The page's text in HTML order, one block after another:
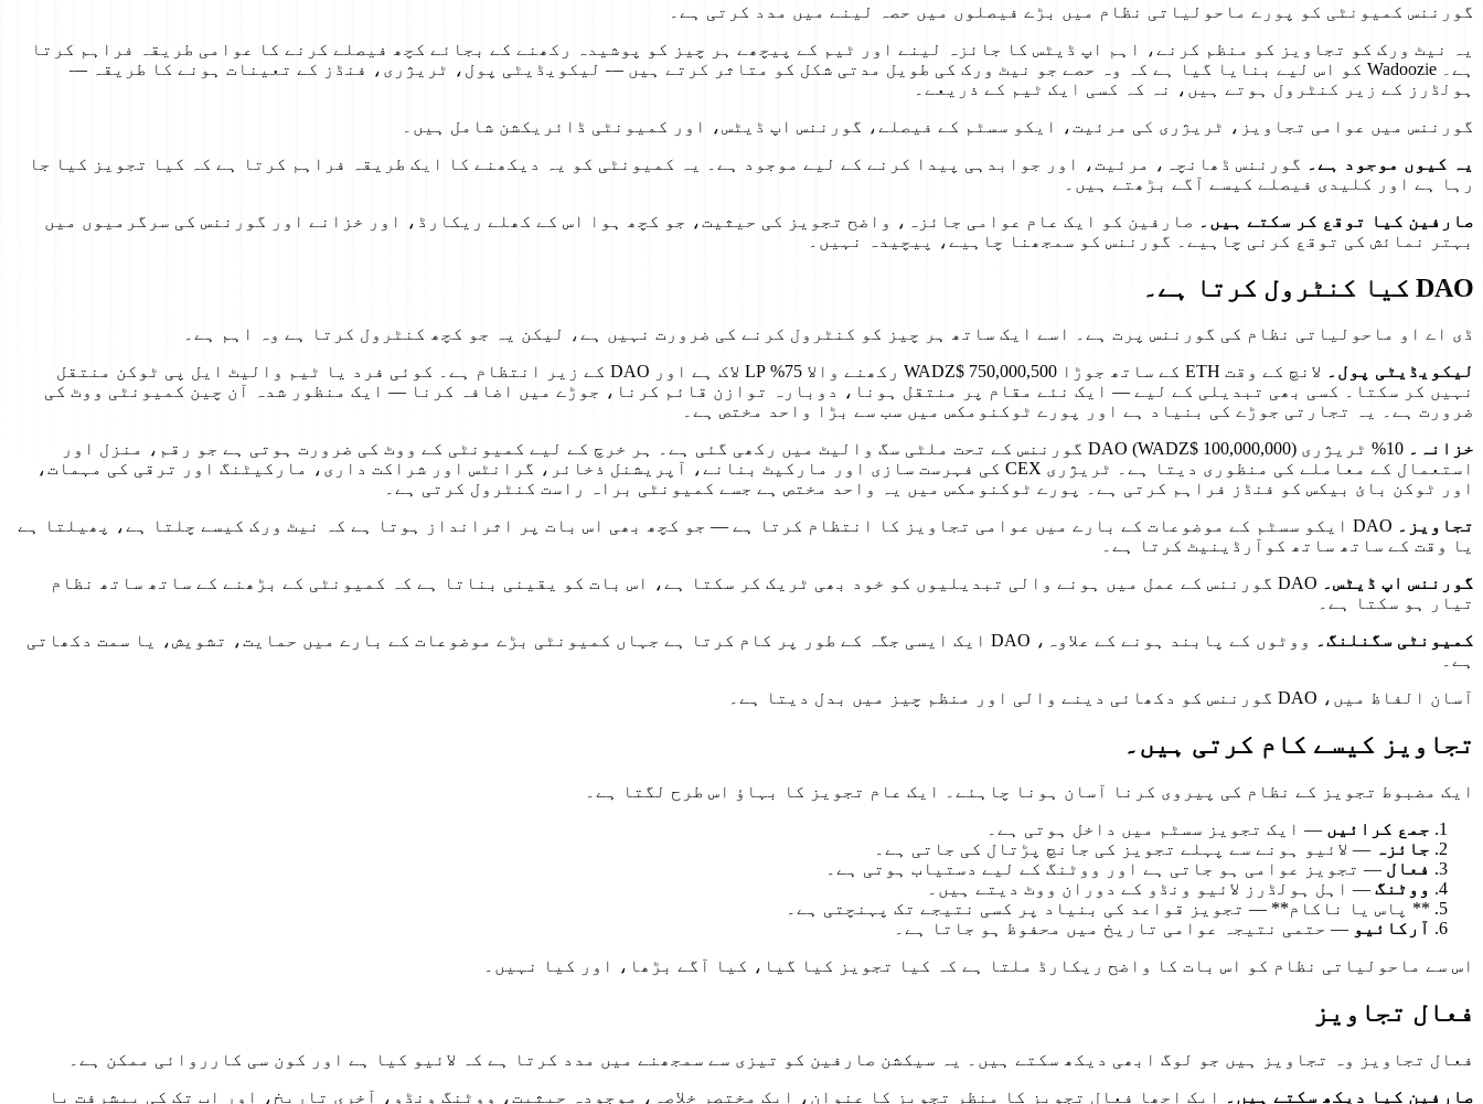
گورننس کمیونٹی کو پورے ماحولیاتی نظام میں بڑے فیصلوں میں حصہ لینے میں مدد کرتی ہے۔
یہ نیٹ ورک کو تجاویز کو منظم کرنے، اہم اپ ڈیٹس کا جائزہ لینے اور ٹیم کے پیچھے ہر چیز کو پوشیدہ رکھنے کے بجائے کچھ فیصلے کرنے کا عوامی طریقہ فراہم کرتا
ہے۔ Wadoozie کو اس لیے بنایا گیا ہے کہ وہ حصے جو نیٹ ورک کی طویل مدتی شکل کو متاثر کرتے ہیں — لیکویڈیٹی پول، ٹریژری، فنڈز کے تعینات ہونے کا طریقہ —
ہولڈرز کے زیر کنٹرول ہوتے ہیں، نہ کہ کسی ایک ٹیم کے ذریعے۔
گورننس میں عوامی تجاویز، ٹریژری کی مرئیت، ایکو سسٹم کے فیصلے، گورننس اپ ڈیٹس، اور کمیونٹی ڈائریکشن شامل ہیں۔
یہ کیوں موجود ہے۔ گورننس ڈھانچہ، مرئیت، اور جوابدہی پیدا کرنے کے لیے موجود ہے۔ یہ کمیونٹی کو یہ دیکھنے کا ایک طریقہ فراہم کرتا ہے کہ کیا تجویز کیا جا
رہا ہے اور کلیدی فیصلے کیسے آگے بڑھتے ہیں۔
صارفین کیا توقع کر سکتے ہیں۔ صارفین کو ایک عام عوامی جائزہ، واضح تجویز کی حیثیت، جو کچھ ہوا اس کے کھلے ریکارڈ، اور خزانے اور گورننس کی سرگرمیوں میں
بہتر نمائش کی توقع کرنی چاہیے۔ گورننس کو سمجھنا چاہیے، پیچیدہ نہیں۔
DAO کیا کنٹرول کرتا ہے۔
ڈی اے او ماحولیاتی نظام کی گورننس پرت ہے۔ اسے ایک ساتھ ہر چیز کو کنٹرول کرنے کی ضرورت نہیں ہے، لیکن یہ جو کچھ کنٹرول کرتا ہے وہ اہم ہے۔
لیکویڈیٹی پول۔
لانچ کے وقت ETH کے ساتھ جوڑا 750,000,500 $WADZ رکھنے والا 75% LP لاک ہے اور DAO کے زیر انتظام ہے۔ کوئی فرد یا ٹیم والیٹ ایل پی ٹوکن منتقل
نہیں کر سکتا۔ کسی بھی تبدیلی کے لیے — ایک نئے مقام پر منتقل ہونا، دوبارہ توازن قائم کرنا، جوڑے میں اضافہ کرنا — ایک منظور شدہ آن چین کمیونٹی ووٹ کی
ضرورت ہے۔ یہ تجارتی جوڑے کی بنیاد ہے اور پورے ٹوکنومکس میں سب سے بڑا واحد مختص ہے۔
خزانہ۔
10% ٹریژری (100,000,000 $WADZ) DAO گورننس کے تحت ملٹی سگ والیٹ میں رکھی گئی ہے۔ ہر خرچ کے لیے کمیونٹی کے ووٹ کی ضرورت ہوتی ہے جو رقم، منزل اور
استعمال کے معاملے کی منظوری دیتا ہے۔ ٹریژری CEX کی فہرست سازی اور مارکیٹ بنانے، آپریشنل ذخائر، گرانٹس اور شراکت داری، مارکیٹنگ اور ترقی کی مہمات،
اور ٹوکن بائ بیکس کو فنڈز فراہم کرتی ہے۔ پورے ٹوکنومکس میں یہ واحد مختص ہے جسے کمیونٹی براہ راست کنٹرول کرتی ہے۔
تجاویز۔
DAO ایکو سسٹم کے موضوعات کے بارے میں عوامی تجاویز کا انتظام کرتا ہے — جو کچھ بھی اس بات پر اثرانداز ہوتا ہے کہ نیٹ ورک کیسے چلتا ہے، پھیلتا ہے
یا وقت کے ساتھ ساتھ کوآرڈینیٹ کرتا ہے۔
گورننس اپ ڈیٹس۔
DAO گورننس کے عمل میں ہونے والی تبدیلیوں کو خود بھی ٹریک کر سکتا ہے، اس بات کو یقینی بناتا ہے کہ کمیونٹی کے بڑھنے کے ساتھ ساتھ نظام
تیار ہو سکتا ہے۔
کمیونٹی سگنلنگ۔
ووٹوں کے پابند ہونے کے علاوہ، DAO ایک ایسی جگہ کے طور پر کام کرتا ہے جہاں کمیونٹی بڑے موضوعات کے بارے میں حمایت، تشویش، یا سمت دکھاتی
ہے۔
آسان الفاظ میں، DAO گورننس کو دکھائی دینے والی اور منظم چیز میں بدل دیتا ہے۔
تجاویز کیسے کام کرتی ہیں۔
ایک مضبوط تجویز کے نظام کی پیروی کرنا آسان ہونا چاہئے۔ ایک عام تجویز کا بہاؤ اس طرح لگتا ہے۔
جمع کرائیں — ایک تجویز سسٹم میں داخل ہوتی ہے۔
جائزہ — لائیو ہونے سے پہلے تجویز کی جانچ پڑتال کی جاتی ہے۔
فعال — تجویز عوامی ہو جاتی ہے اور ووٹنگ کے لیے دستیاب ہوتی ہے۔
ووٹنگ — اہل ہولڈرز لائیو ونڈو کے دوران ووٹ دیتے ہیں۔
** پاس یا ناکام** — تجویز قواعد کی بنیاد پر کسی نتیجے تک پہنچتی ہے۔
آرکائیو — حتمی نتیجہ عوامی تاریخ میں محفوظ ہو جاتا ہے۔
اس سے ماحولیاتی نظام کو اس بات کا واضح ریکارڈ ملتا ہے کہ کیا تجویز کیا گیا، کیا آگے بڑھا، اور کیا نہیں۔
فعال تجاویز
فعال تجاویز وہ تجاویز ہیں جو لوگ ابھی دیکھ سکتے ہیں۔ یہ سیکشن صارفین کو تیزی سے سمجھنے میں مدد کرتا ہے کہ لائیو کیا ہے اور کون سی کارروائی ممکن ہے۔
صارفین کیا دیکھ سکتے ہیں۔
ایک اچھا فعال تجویز کا منظر تجویز کا عنوان، ایک مختصر خلاصہ، موجودہ حیثیت، ووٹنگ ونڈو، آخری تاریخ، اور اب تک کی پیشرفت یا